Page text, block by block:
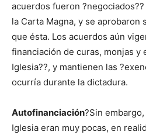
acuerdos fueron
la Carta Magna, y se aprobaron
que ésta. Los acuerdos aún
financiación de curas, monjas y
Iglesia??, y mantienen las
ocurría durante la dictadura.
Autofinanciación?Sin
Iglesia eran muy pocas, en